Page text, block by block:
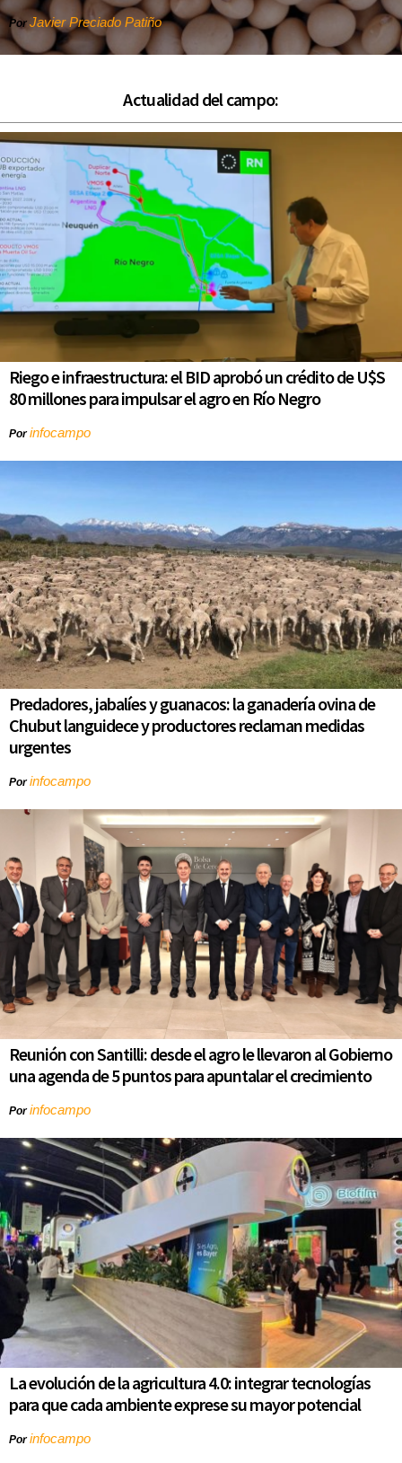
Por Javier Preciado Patiño
Actualidad del campo:
Riego e infraestructura: el BID aprobó un crédito de U$S
80 millones para impulsar el agro en Río Negro
Porinfocampo
Predadores, jabalíes y guanacos: la ganadería ovina de
Chubut languidece y productores reclaman medidas
urgentes
Porinfocampo
Reunión con Santilli: desde el agro le llevaron al Gobierno
una agenda de 5 puntos para apuntalar el crecimiento
Porinfocampo
La evolución de la agricultura 4.0: integrar tecnologías
para que cada ambiente exprese su mayor potencial
Porinfocampo